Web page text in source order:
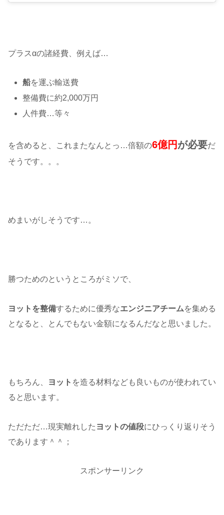
プラスαの諸経費、例えば…
船を運ぶ輸送費
整備費に約2,000万円
人件費…等々
を含めると、これまたなんとっ…倍額の6億円が必要だ
そうです。。。
めまいがしそうです…。
勝つためのというところがミソで、
ヨットを整備するために優秀なエンジニアチームを集める
となると、とんでもない金額になるんだなと思いました。
もちろん、 ヨット を造る材料なども良いものが使われてい
ると思います。
ただただ…現実離れした ヨットの値段にひっくり返りそう
であります＾＾；
スポンサーリンク